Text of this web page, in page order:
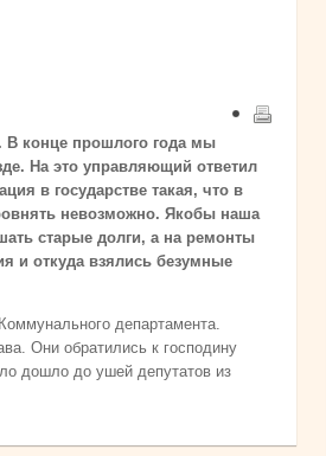
В конце прошлого года мы
На это управляющий ответил
в государстве такая, что в
невозможно. Якобы наша
старые долги, а на ремонты
и откуда взялись безумные
департамента.
Они обратились к господину
дошло до ушей депутатов из